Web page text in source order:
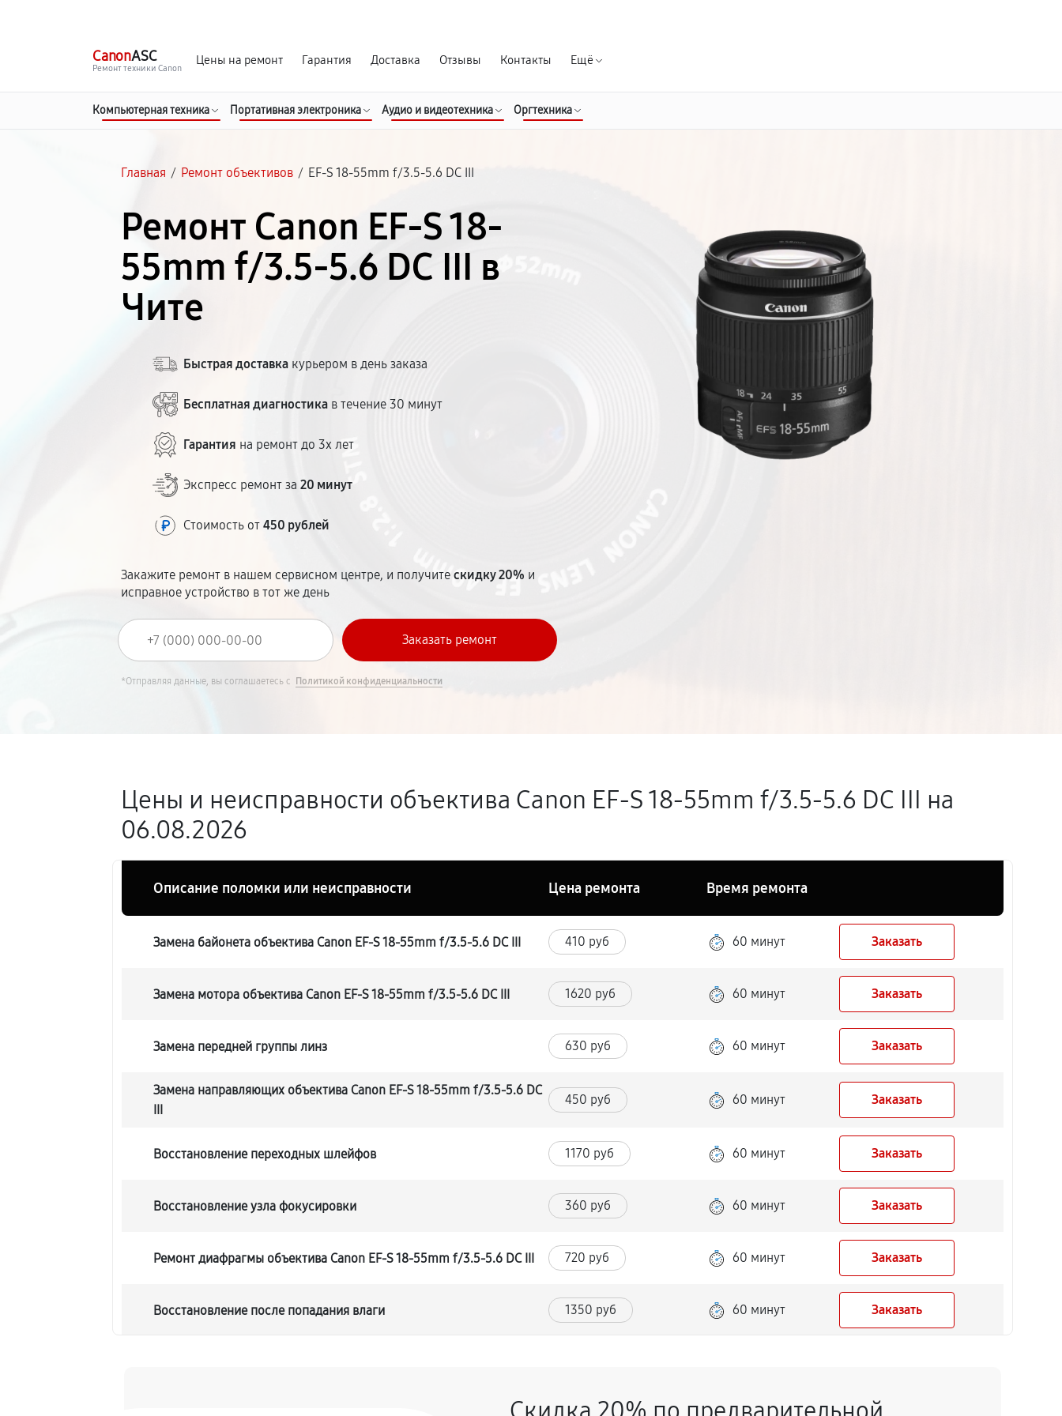
CanonASC
Ремонт техники Canon
Цены на ремонт Гарантия Доставка Отзывы Контакты Ещё
Компьютерная техника Портативная электроника Аудио и видеотехника Оргтехника
Главная / Ремонт объективов / EF-S 18-55mm f/3.5-5.6 DC III
Ремонт Canon EF-S 18-
55mm f/3.5-5.6 DC III в
Чите
Быстрая доставка курьером в день заказа
Бесплатная диагностика в течение 30 минут
Гарантия на ремонт до 3х лет
Экспресс ремонт за20 минут
Стоимость от450 рублей
Закажите ремонт в нашем сервисном центре, и получитескидку 20% и
исправное устройство в тот же день
*Отправляя данные, вы соглашаетесь с Политикой конфиденциальности
Цены и неисправности объектива Canon EF-S 18-55mm f/3.5-5.6 DC III на
06.08.2026
Описание поломки или неисправности Цена ремонта Время ремонта
Замена байонета объектива Canon EF-S 18-55mm f/3.5-5.6 DC III 410 руб 60 минут Заказать
Замена мотора объектива Canon EF-S 18-55mm f/3.5-5.6 DC III 1620 руб 60 минут Заказать
Замена передней группы линз 630 руб 60 минут Заказать
Замена направляющих объектива Canon EF-S 18-55mm f/3.5-5.6 DC
III
450 руб 60 минут Заказать
Восстановление переходных шлейфов 1170 руб 60 минут Заказать
Восстановление узла фокусировки 360 руб 60 минут Заказать
Ремонт диафрагмы объектива Canon EF-S 18-55mm f/3.5-5.6 DC III 720 руб 60 минут Заказать
Восстановление после попадания влаги 1350 руб 60 минут Заказать